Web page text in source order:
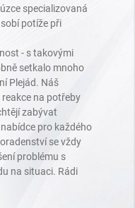
specializovaná
potíže při
- s takovými
setkalo mnoho
Plejád. Náš
na potřeby
zabývat
pro každého
se vždy
problému s
na situaci. Rádi